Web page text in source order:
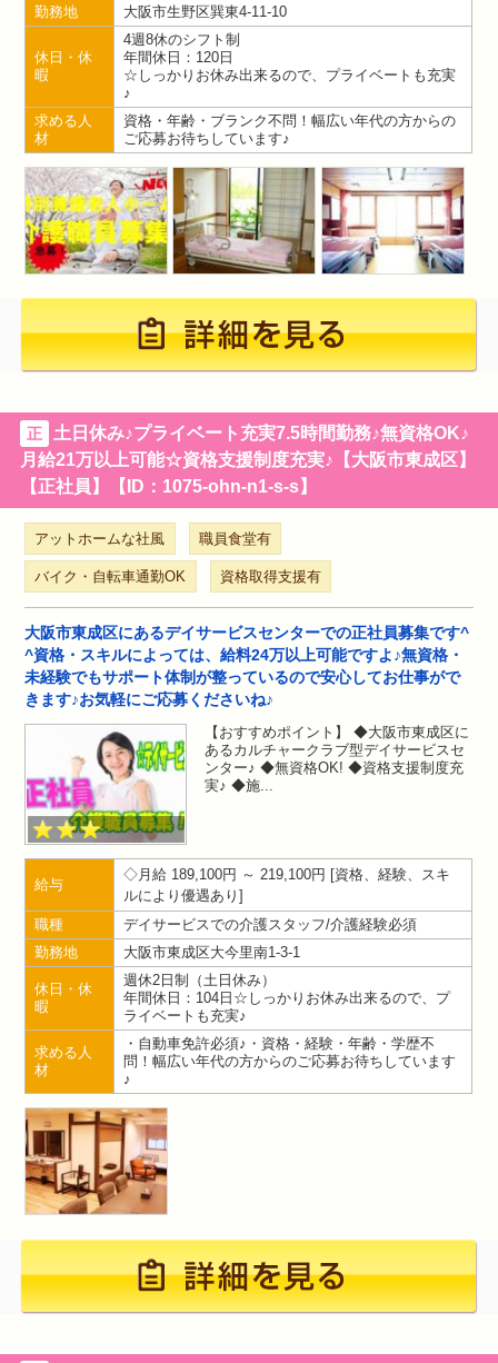
勤務地
大阪市生野区巽東4-11-10
休日・休
暇
4週8休のシフト制
年間休日：120日
☆しっかりお休み出来るので、プライベートも充実
♪
求める人
材
資格・年齢・ブランク不問！幅広い年代の方からの
ご応募お待ちしています♪
正
土日休み♪プライベート充実7.5時間勤務♪無資格OK♪
月給21万以上可能☆資格支援制度充実♪【大阪市東成区】
【正社員】【ID：1075-ohn-n1-s-s】
アットホームな社風 職員食堂有
バイク・自転車通勤OK 資格取得支援有
大阪市東成区にあるデイサービスセンターでの正社員募集です^
^資格・スキルによっては、給料24万以上可能ですよ♪無資格・
未経験でもサポート体制が整っているので安心してお仕事がで
きます♪お気軽にご応募くださいね♪
【おすすめポイント】 ◆大阪市東成区に
あるカルチャークラブ型デイサービスセ
ンター♪ ◆無資格OK! ◆資格支援制度充
実♪ ◆施
給与
月給 189,100円 ～ 219,100円
資格、経験、スキ
ルにより優遇あり
職種
デイサービスでの介護スタッフ/介護経験必須
勤務地
大阪市東成区大今里南1-3-1
休日・休
暇
週休2日制（土日休み）
年間休日：104日☆しっかりお休み出来るので、プ
ライベートも充実♪
求める人
材
・自動車免許必須♪・資格・経験・年齢・学歴不
問！幅広い年代の方からのご応募お待ちしています
♪